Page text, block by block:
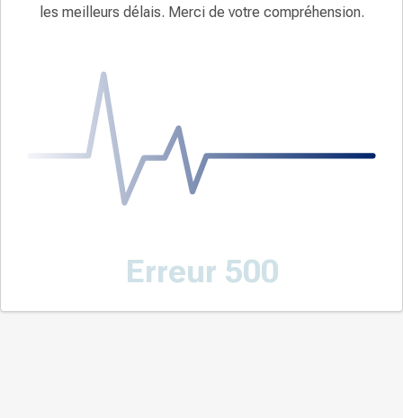
les meilleurs délais. Merci de votre compréhension.
Erreur 500